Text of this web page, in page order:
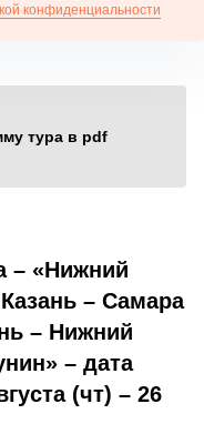
конфиденциальности
тура в pdf
– «Нижний
– Самара
– Нижний
– дата
(чт) – 26